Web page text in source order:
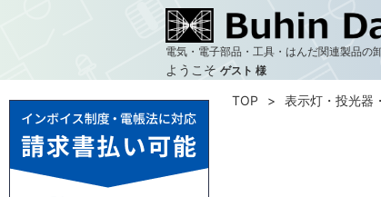
電気・電子部品・工具・はんだ関連製品の
ようこそ ゲスト 様
TOP 表示灯・投光器